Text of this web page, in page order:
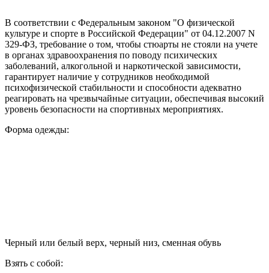
В соответствии с Федеральным законом "О физической
культуре и спорте в Российской Федерации" от 04.12.2007 N
329-ФЗ, требование о том, чтобы стюарты не стояли на учете
в органах здравоохранения по поводу психических
заболеваний, алкогольной и наркотической зависимости,
гарантирует наличие у сотрудников необходимой
психофизической стабильности и способности адекватно
реагировать на чрезвычайные ситуации, обеспечивая высокий
уровень безопасности на спортивных мероприятиях.
Форма одежды:
Черный или белый верх, черный низ, сменная обувь
Взять с собой: